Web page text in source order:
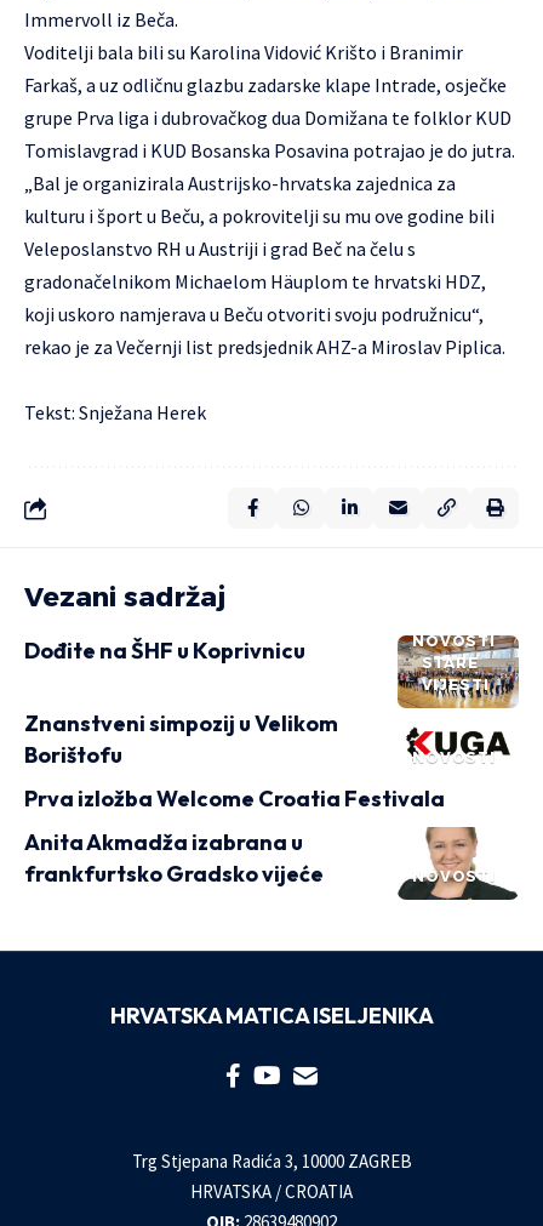
Immervoll iz Beča.
Voditelji bala bili su Karolina Vidović Krišto i Branimir
Farkaš, a uz odličnu glazbu zadarske klape Intrade, osječke
grupe Prva liga i dubrovačkog dua Domižana te folklor KUD
Tomislavgrad i KUD Bosanska Posavina potrajao je do jutra.
„Bal je organizirala Austrijsko-hrvatska zajednica za
kulturu i šport u Beču, a pokrovitelji su mu ove godine bili
Veleposlanstvo RH u Austriji i grad Beč na čelu s
gradonačelnikom Michaelom Häuplom te hrvatski HDZ,
koji uskoro namjerava u Beču otvoriti svoju podružnicu“,
rekao je za Večernji list predsjednik AHZ-a Miroslav Piplica.
Tekst: Snježana Herek
Vezani sadržaj
NOVOSTI
STARE
VIJESTI
Dođite na ŠHF u Koprivnicu
NOVOSTI
Znanstveni simpozij u Velikom
Borištofu
Prva izložba Welcome Croatia Festivala
NOVOSTI
Anita Akmadža izabrana u
frankfurtsko Gradsko vijeće
HRVATSKA MATICA ISELJENIKA
Trg Stjepana Radića 3, 10000 ZAGREB
HRVATSKA / CROATIA